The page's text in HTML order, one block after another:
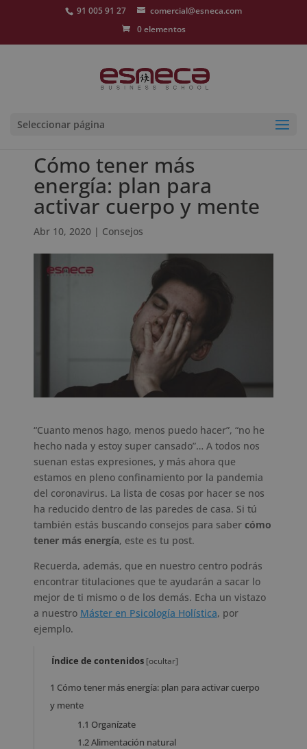
91 005 91 27
comercial@esneca.com
0 elementos
Seleccionar página
Cómo tener más
energía: plan para
activar cuerpo y mente
Abr 10, 2020| Consejos
“Cuanto menos hago, menos puedo hacer”, “no he
hecho nada y estoy super cansado”… A todos nos
suenan estas expresiones, y más ahora que
estamos en pleno confinamiento por la pandemia
del coronavirus. La lista de cosas por hacer se nos
ha reducido dentro de las paredes de casa. Si tú
también estás buscando consejos para saber cómo
tener más energía, este es tu post.
Recuerda, además, que en nuestro centro podrás
encontrar titulaciones que te ayudarán a sacar lo
mejor de ti mismo o de los demás. Echa un vistazo
a nuestro Máster en Psicología Holística, por
ejemplo.
Índice de contenidos [ocultar]
1 Cómo tener más energía: plan para activar cuerpo
y mente
1.1 Organízate
1.2Alimentación natural